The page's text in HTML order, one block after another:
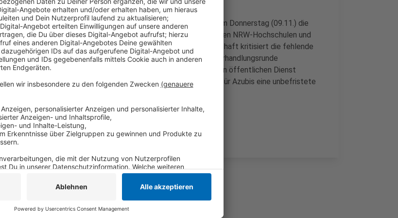
Am Mittwoch (08.11.) soll dann auch die Uniklinik in Köln folgen; am Donnerstag (09.11.) die
Uniklinik in Essen, sowie die Universität Duisburg-Essen. Auch an den NRW-Hochschulen und
den Verwaltungen seien Aktionen geplant, so ver.di. Die Gewerkschaft kritisiert die fehlende
Wertschätzung der Arbeitgeberseite. Die hatte in der zweiten Verhandlungsrunde
vergangenen Freitag kein Angebot vorgelegt. ver.di fordert für den öffentlichen Dienst
zehneinhalb Prozent mehr Lohn, mindestens aber 500 Euro - und für Azubis eine unbefristete
Anzeige